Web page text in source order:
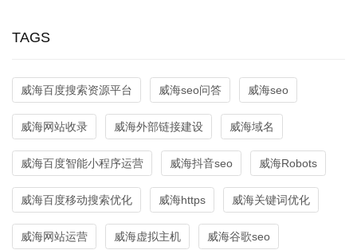
TAGS
威海百度搜索资源平台 威海seo问答 威海seo
威海网站收录 威海外部链接建设 威海域名
威海百度智能小程序运营 威海抖音seo 威海Robots
威海百度移动搜索优化 威海https 威海关键词优化
威海网站运营 威海虚拟主机 威海谷歌seo